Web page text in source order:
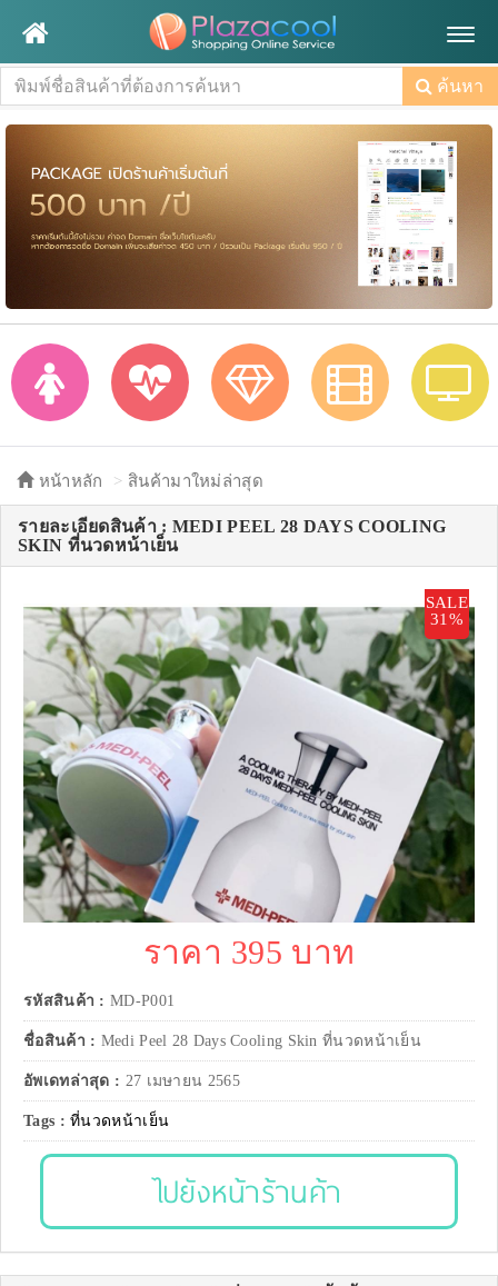
ค้นหา
หน้าหลัก สินค้ามาใหม่ล่าสุด
รายละเอียดสินค้า : MEDI PEEL 28 DAYS COOLING
SKIN ที่นวดหน้าเย็น
SALE
31%
ราคา 395 บาท
รหัสสินค้า : MD-P001
ชื่อสินค้า : Medi Peel 28 Days Cooling Skin ที่นวดหน้าเย็น
อัพเดทล่าสุด : 27 เมษายน 2565
Tags :ที่นวดหน้าเย็น
ไปยังหน้าร้านค้า